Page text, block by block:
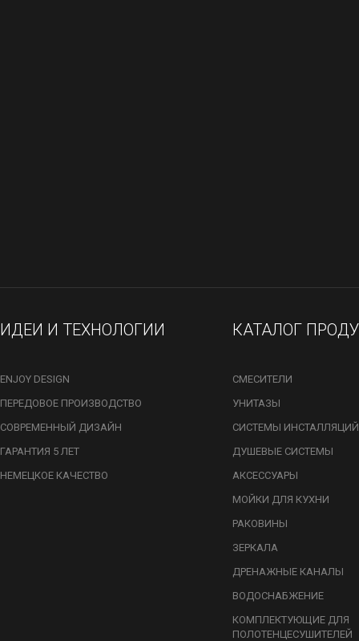
ИДЕИ И ТЕХНОЛОГИИ
ENJOY DESIGN
ПЕРЕДОВОЕ ПРОИЗВОДСТВО
СОВРЕМЕННЫЙ ДИЗАЙН
ГАРАНТИЯ 5 ЛЕТ
НЕМЕЦКОЕ КАЧЕСТВО
КАТАЛОГ
СМЕСИТЕЛИ
УНИТАЗЫ
СИСТЕМЫ ИНСТАЛЛЯЦИЙ
ДУШЕВЫЕ СИСТЕМЫ
АКСЕССУАРЫ
МОЙКИ ДЛЯ КУХНИ
РАКОВИНЫ
ЗЕРКАЛА
ДРЕНАЖНЫЕ КАНАЛЫ
ВОДОСНАБЖЕНИЕ
КОМПЛЕКТУЮЩИЕ ДЛЯ
ПОЛОТЕНЦЕСУШИТЕЛЕЙ